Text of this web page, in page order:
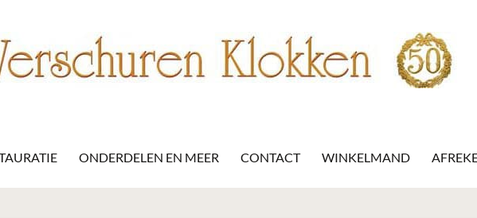
ONDERDELEN EN MEER CONTACT WINKELMAND